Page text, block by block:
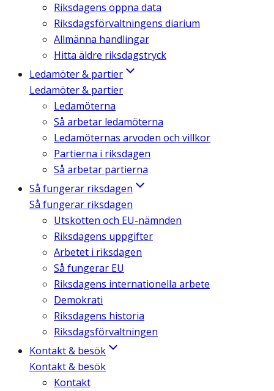
Riksdagens öppna data
Riksdagsförvaltningens diarium
Allmänna handlingar
Hitta äldre riksdagstryck
Ledamöter & partier
Ledamöter & partier
Ledamöterna
Så arbetar ledamöterna
Ledamöternas arvoden och villkor
Partierna i riksdagen
Så arbetar partierna
Så fungerar riksdagen
Så fungerar riksdagen
Utskotten och EU-nämnden
Riksdagens uppgifter
Arbetet i riksdagen
Så fungerar EU
Riksdagens internationella arbete
Demokrati
Riksdagens historia
Riksdagsförvaltningen
Kontakt & besök
Kontakt & besök
Kontakt